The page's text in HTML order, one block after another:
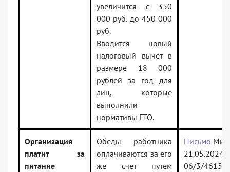
увеличится с 350
000 руб. до 450 000
руб.
Вводится новый
налоговый вычет в
размере 18 000
рублей за год для
лиц, которые
выполнили
нормативы ГТО.
Организация
платит за
питание
Обеды работника
оплачиваются за его
же счет путем
Письмо
21.05.2024
06/3/46154